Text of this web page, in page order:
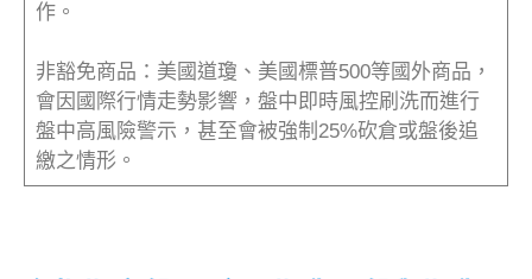
作。
非豁免商品：美國道瓊、美國標普500等國外商品，
會因國際行情走勢影響，盤中即時風控刷洗而進行
盤中高風險警示，甚至會被強制25%砍倉或盤後追
繳之情形。